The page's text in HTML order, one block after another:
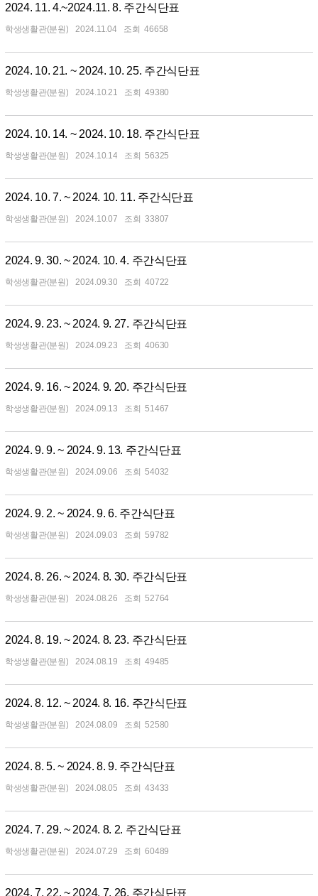
2024. 11. 4.~2024.11. 8. 주간식단표
학생생활관(분원) 2024.11.04 46658
2024. 10. 21. ~ 2024. 10. 25. 주간식단표
학생생활관(분원) 2024.10.21 49380
2024. 10. 14. ~ 2024. 10. 18. 주간식단표
학생생활관(분원) 2024.10.14 56325
2024. 10. 7. ~ 2024. 10. 11. 주간식단표
학생생활관(분원) 2024.10.07 33807
2024. 9. 30. ~ 2024. 10. 4. 주간식단표
학생생활관(분원) 2024.09.30 40722
2024. 9. 23. ~ 2024. 9. 27. 주간식단표
학생생활관(분원) 2024.09.23 40630
2024. 9. 16. ~ 2024. 9. 20. 주간식단표
학생생활관(분원) 2024.09.13 51467
2024. 9. 9. ~ 2024. 9. 13. 주간식단표
학생생활관(분원) 2024.09.06 54032
2024. 9. 2. ~ 2024. 9. 6. 주간식단표
학생생활관(분원) 2024.09.03 59782
2024. 8. 26. ~ 2024. 8. 30. 주간식단표
학생생활관(분원) 2024.08.26 52764
2024. 8. 19. ~ 2024. 8. 23. 주간식단표
학생생활관(분원) 2024.08.19 49485
2024. 8. 12. ~ 2024. 8. 16. 주간식단표
학생생활관(분원) 2024.08.09 52580
2024. 8. 5. ~ 2024. 8. 9. 주간식단표
학생생활관(분원) 2024.08.05 43433
2024. 7. 29. ~ 2024. 8. 2. 주간식단표
학생생활관(분원) 2024.07.29 60489
2024. 7. 22. ~ 2024. 7. 26. 주간식단표